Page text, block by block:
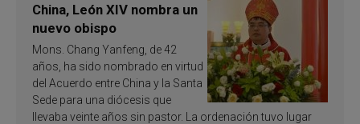
China, León XIV nombra un
nuevo obispo
Mons. Chang Yanfeng, de 42
años, ha sido nombrado en virtud
del Acuerdo entre China y la Santa
Sede para una diócesis que
llevaba veinte años sin pastor. La ordenación tuvo lugar